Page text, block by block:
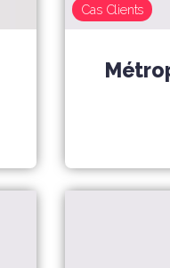
Cas Clients